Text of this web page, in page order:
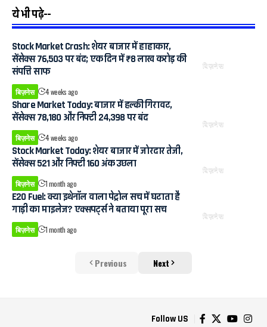
ये भी पढ़े--
बिज़नेस
Stock Market Crash: शेयर बाजार में हाहाकार,
सेंसेक्स 76,503 पर बंद; एक दिन में ₹8 लाख करोड़ की
संपत्ति साफ
बिज़नेस 4 weeks ago
बिज़नेस
Share Market Today: बाजार में हल्की गिरावट,
सेंसेक्स 78,180 और निफ्टी 24,398 पर बंद
बिज़नेस 4 weeks ago
बिज़नेस
Stock Market Today: शेयर बाजार में जोरदार तेजी,
सेंसेक्स 521 और निफ्टी 160 अंक उछला
बिज़नेस 1 month ago
बिज़नेस
E20 Fuel: क्या इथेनॉल वाला पेट्रोल सच में घटाता है
गाड़ी का माइलेज? एक्सपर्ट्स ने बताया पूरा सच
बिज़नेस 1 month ago
Previous Next
Follow US